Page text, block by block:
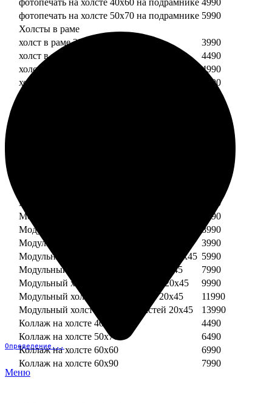
Определение...
Меню
фотопечать на холсте 40х60 на подрамнике 4990
фотопечать на холсте 50х70 на подрамнике 5990
Холсты в раме
холст в раме 20х20
3990
холст в раме 20х30
4490
холст в раме 30х30
4990
холст в раме 30х40
5490
Модульный холст из трех частей 30х40
7490
Модульный холст из двух частей 40х40
5990
Модульный холст из трех частей 40х40
8990
Модульный холст из трех частей 20х45
3990
Модульный холст из четырех частей 20х45 5990
Модульный холст из пяти частей 20х45
7990
Модульный холст из шести частей 20х45
9990
Модульный холст из семи частей 20х45
11990
Модульный холст из восьми частей 20х45
13990
Коллаж на холсте 40х40
4490
Коллаж на холсте 50х70
6490
Коллаж на холсте 60х60
6990
Коллаж на холсте 60х90
7990